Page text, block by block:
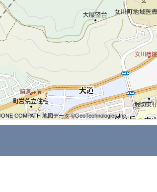
COMPATH 地図データ ©GeoTechnologies Inc.
COMPATH 地図データ ©GeoTechnologies Inc.
COMPATH 地図データ ©GeoTechnologies Inc.
COMPATH 地図データ ©GeoTechnologies Inc.
COMPATH 地図データ ©GeoTechnologies Inc.
COMPATH 地図データ ©GeoTechnologies Inc.
COMPATH 地図データ ©GeoTechnologies Inc.
COMPATH 地図データ ©GeoTechnologies Inc.
COMPATH 地図データ ©GeoTechnologies Inc.